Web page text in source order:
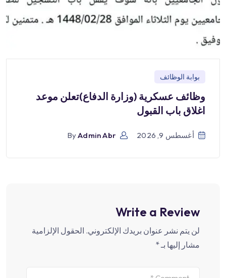
بوابة الوظائف
وظائف عسكرية (وزارة الدفاع)تعلن موعد
اغلاق باب القبول
أغسطس 9, 2026 ByAdmin Abr
Write a Review
لن يتم نشر عنوان بريدك الإلكتروني. الحقول الإلزامية
مشار إليها بـ*